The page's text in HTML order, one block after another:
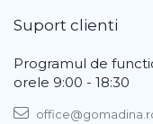
Suport clienti
Programul de
orele 9:00 - 18:30